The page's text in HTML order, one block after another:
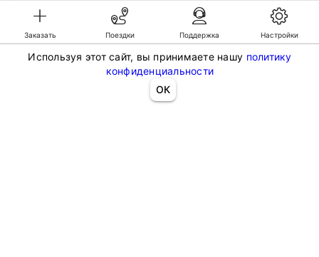
Заказать Поездки Поддержка Настройки
Используя этот сайт, вы принимаете нашу политику
конфиденциальности
ОК
От US$59 ~ 40 мин.